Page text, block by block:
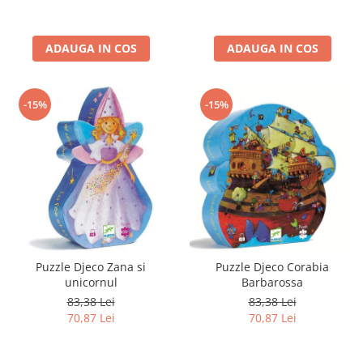
ADAUGA IN COS ADAUGA IN COS
-15%
Puzzle Djeco Zana si
unicornul
83,38 Lei
70,87 Lei
-15%
Puzzle Djeco Corabia
Barbarossa
83,38 Lei
70,87 Lei